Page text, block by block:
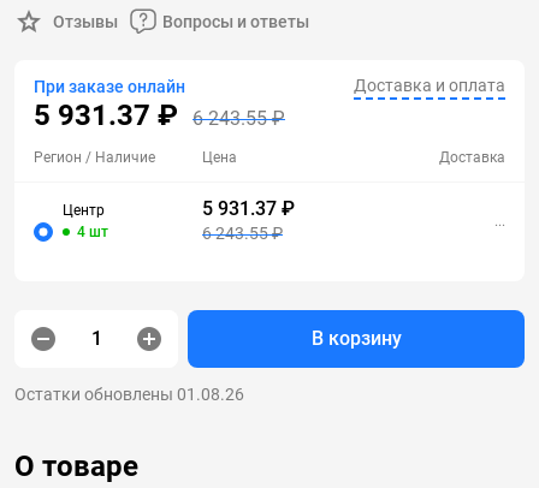
Отзывы Вопросы и ответы
При заказе онлайн
5 931.37 ₽ 6 243.55 ₽
Доставка и оплата
Регион / Наличие Цена Доставка
Центр
4 шт
5 931.37 ₽
6 243.55 ₽
...
В корзину
Остатки обновлены 01.08.26
О товаре